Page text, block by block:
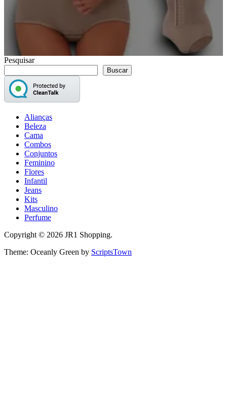
Pesquisar
Buscar
Alianças
Beleza
Cama
Combos
Conjuntos
Feminino
Flores
Infantil
Jeans
Kits
Masculino
Perfume
Copyright © 2026 JR1 Shopping.
Theme: Oceanly Green by ScriptsTown